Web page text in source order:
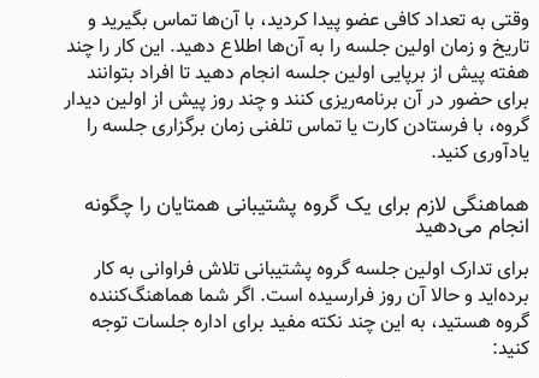
وقتی به تعداد کافی عضو پیدا کردید، با آن‌ها تماس بگیرید و
تاریخ و زمان اولین جلسه را به آن‌ها اطلاع دهید. این کار را چند
هفته پیش از برپایی اولین جلسه انجام دهید تا افراد بتوانند
برای حضور در آن برنامه‌ریزی کنند و چند روز پیش از اولین دیدار
گروه، با فرستادن کارت یا تماس تلفنی زمان برگزاری جلسه را
یادآوری کنید.
هماهنگی لازم برای یک گروه پشتیبانی همتایان را چگونه
انجام می‌دهید​
برای تدارک اولین جلسه گروه پشتیبانی تلاش فراوانی به کار
برده‌اید و حالا آن روز فرارسیده است. اگر شما هماهنگ‌کننده
گروه هستید، به این چند نکته مفید برای اداره جلسات توجه
کنید: